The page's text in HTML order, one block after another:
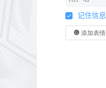
记住信息
添加表情